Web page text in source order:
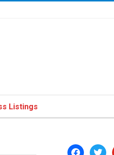
Listings
facebooktwitter